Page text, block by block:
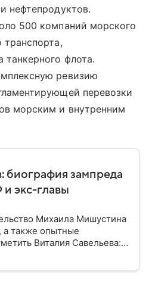
нефтепродуктов.
500 компаний морского
транспорта,
танкерного флота.
ревизию
перевозки
морским и внутренним
биография зампреда
и экс-главы
Михаила Мишустина
также опытные
Виталия Савельева:
получил повышение, став